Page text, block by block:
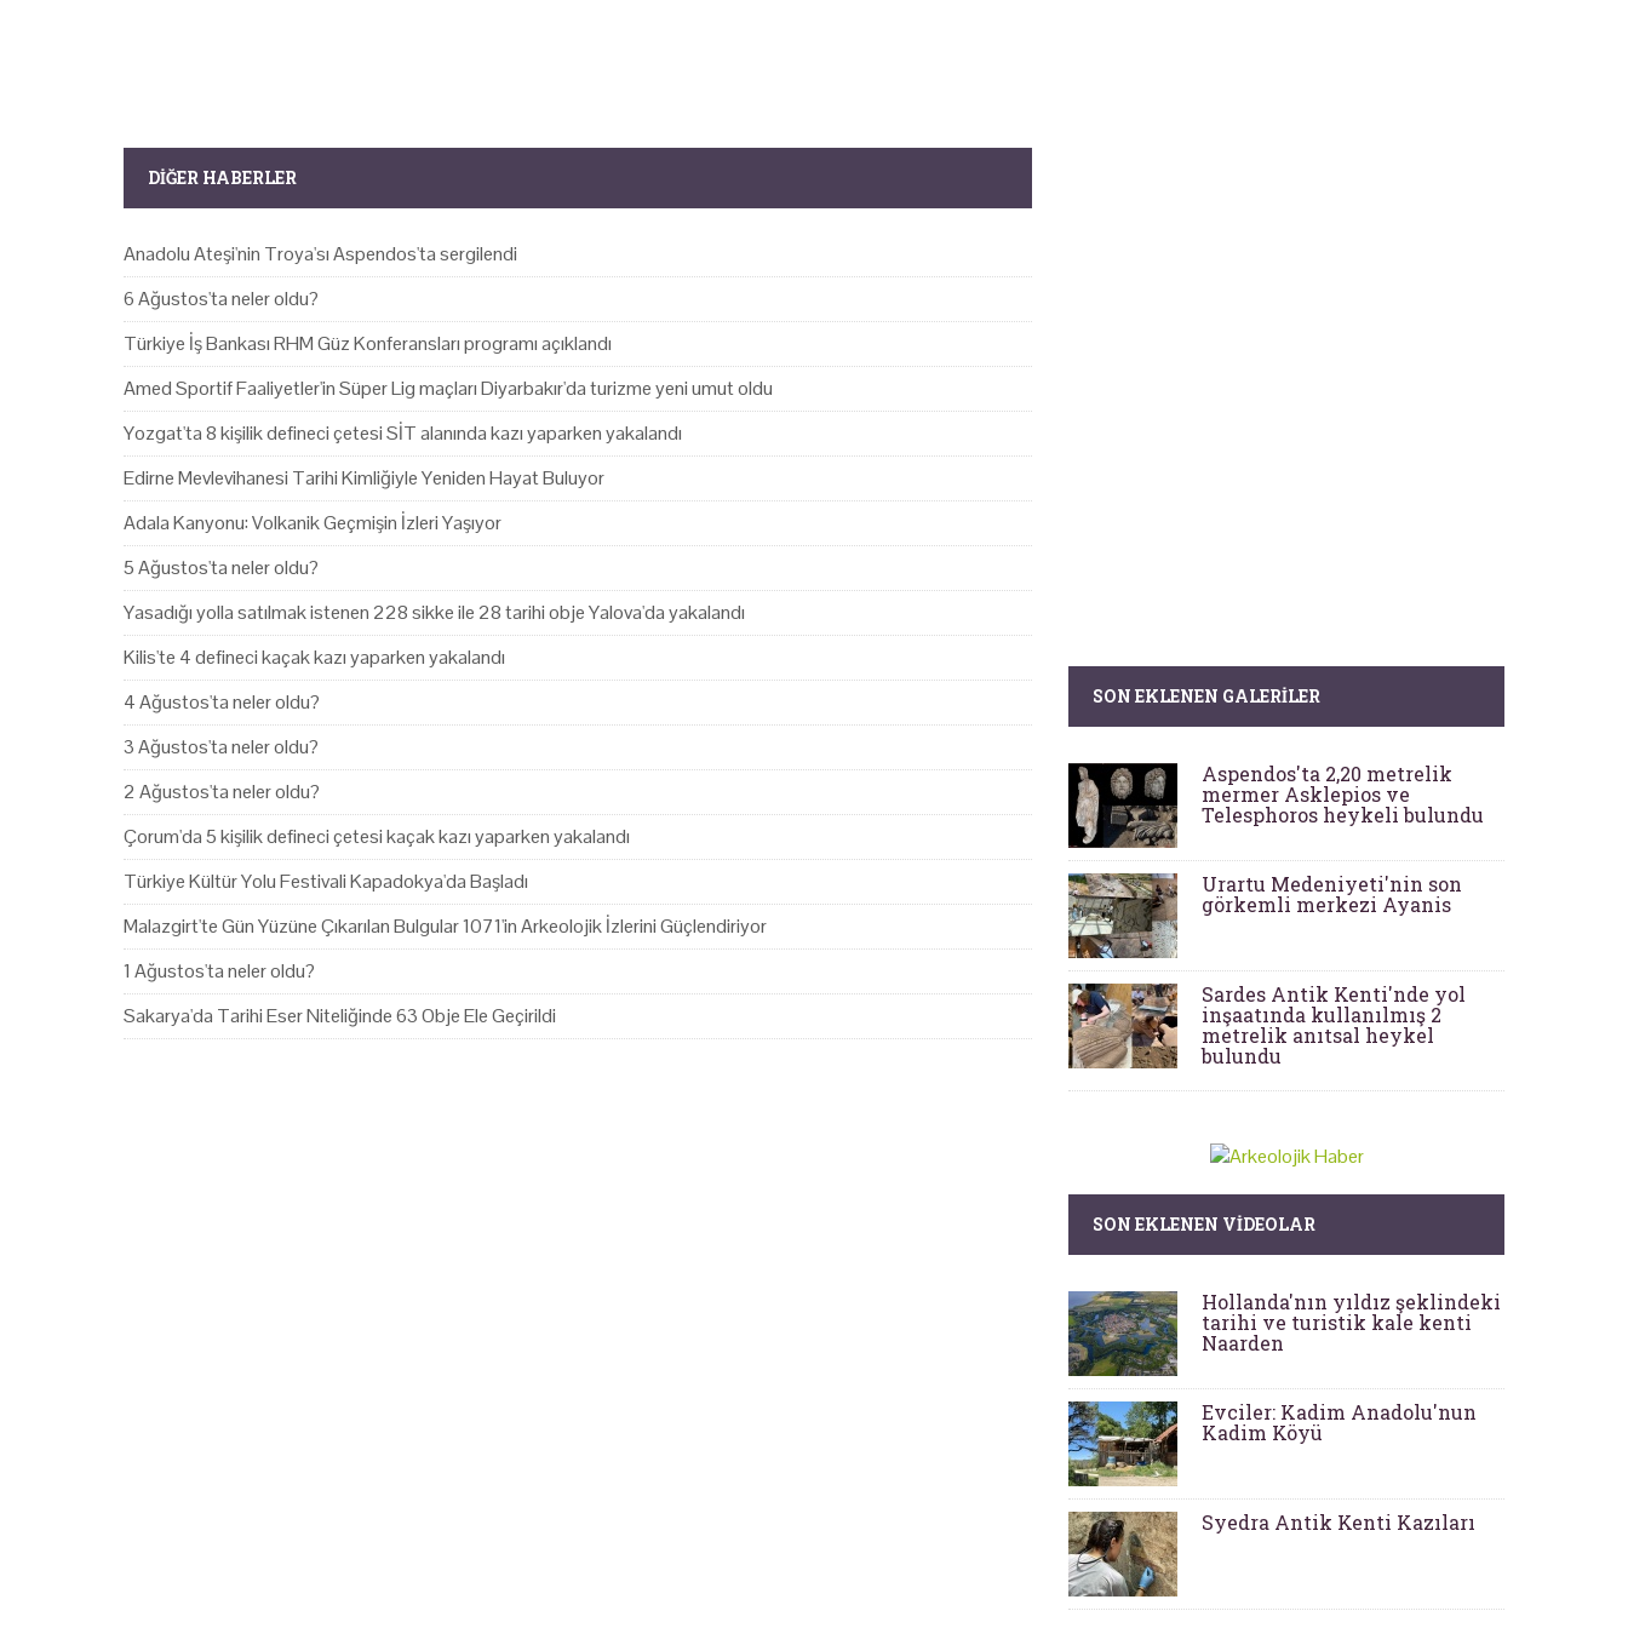
DIĞER HABERLER
Anadolu Ateşi'nin Troya'sı Aspendos'ta sergilendi
6 Ağustos'ta neler oldu?
Türkiye İş Bankası RHM Güz Konferansları programı açıklandı
Amed Sportif Faaliyetler'in Süper Lig maçları Diyarbakır'da turizme yeni umut oldu
Yozgat'ta 8 kişilik defineci çetesi SİT alanında kazı yaparken yakalandı
Edirne Mevlevihanesi Tarihi Kimliğiyle Yeniden Hayat Buluyor
Adala Kanyonu: Volkanik Geçmişin İzleri Yaşıyor
5 Ağustos'ta neler oldu?
Yasadığı yolla satılmak istenen 228 sikke ile 28 tarihi obje Yalova'da yakalandı
Kilis'te 4 defineci kaçak kazı yaparken yakalandı
4 Ağustos'ta neler oldu?
3 Ağustos'ta neler oldu?
2 Ağustos'ta neler oldu?
Çorum'da 5 kişilik defineci çetesi kaçak kazı yaparken yakalandı
Türkiye Kültür Yolu Festivali Kapadokya'da Başladı
Malazgirt'te Gün Yüzüne Çıkarılan Bulgular 1071'in Arkeolojik İzlerini Güçlendiriyor
1 Ağustos'ta neler oldu?
Sakarya'da Tarihi Eser Niteliğinde 63 Obje Ele Geçirildi
SON EKLENEN GALERILER
Aspendos'ta 2,20 metrelik
mermer Asklepios ve
Telesphoros heykeli bulundu
Urartu Medeniyeti'nin son
görkemli merkezi Ayanis
Sardes Antik Kenti'nde yol
inşaatında kullanılmış 2
metrelik anıtsal heykel
bulundu
SON EKLENEN VIDEOLAR
Hollanda'nın yıldız şeklindeki
tarihi ve turistik kale kenti
Naarden
Evciler: Kadim Anadolu'nun
Kadim Köyü
Syedra Antik Kenti Kazıları